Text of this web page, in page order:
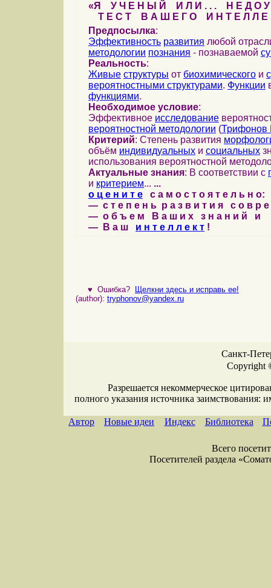
«Я У Ч Е Н Ы Й И Л И . . . Н Е Д О У
Т Е С Т В А Ш Е Г О И Н Т Е Л Л Е
Предпосылка:
Эффективность развития любой
методологии познания - познаваемой
Реальность:
Живые структуры от биохимического и
вероятностными структурами. Функции
функциями.
Необходимое условие:
Эффективное исследование
вероятностной методологии (Трифонов
Критерий: Степень развития
объём индивидуальных и социальных
использования вероятностной
Актуальные знания: В соответствии с
и критерием... ...
о ц е н и т е с а м о с т о я т е л ь н о:
— с т е п е н ь р а з в и т и я с о в р
— о б ъ е м В а ш и х з н а н и й и
— В а ш и н т е л л е к т !
♥ Ошибка?
Щелкни здесь и исправь ее!
(author): tryphonov@yandex.ru
Санкт-
Copyright
Разрешается некоммерческое
полного указания источника заимствования:
Автор Новые идеи Индекс Библиотека
Всего
Посетителей раздела